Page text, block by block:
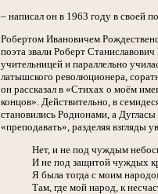
– написал он в 1963 году в своей
Робертом Ивановичем
поэта звали Роберт
учительницей и параллельно
латышского революционера,
он рассказал в «Стихах о моём
концов». Действительно, в
становились Родионами, а
«преподавать», разделяя взгляды
Нет, и не под чуждым
И не под защитой чуждых
Я была тогда с моим
Там, где мой народ, к